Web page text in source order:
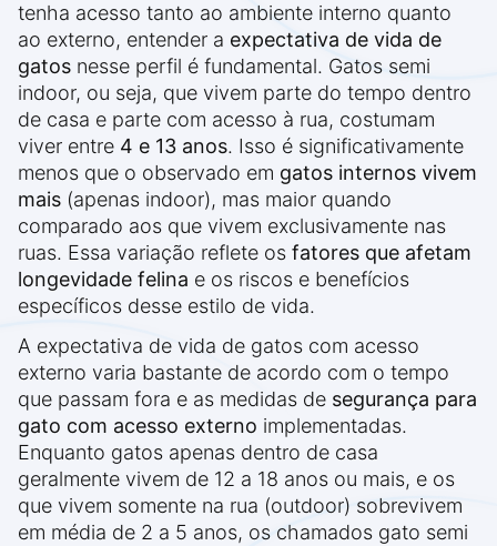
tenha acesso tanto ao ambiente interno quanto
ao externo, entender a expectativa de vida de
gatos nesse perfil é fundamental. Gatos semi
indoor, ou seja, que vivem parte do tempo dentro
de casa e parte com acesso à rua, costumam
viver entre 4 e 13 anos. Isso é significativamente
menos que o observado em gatos internos vivem
mais (apenas indoor), mas maior quando
comparado aos que vivem exclusivamente nas
ruas. Essa variação reflete os fatores que afetam
longevidade felina e os riscos e benefícios
específicos desse estilo de vida.
A expectativa de vida de gatos com acesso
externo varia bastante de acordo com o tempo
que passam fora e as medidas de segurança para
gato com acesso externo implementadas.
Enquanto gatos apenas dentro de casa
geralmente vivem de 12 a 18 anos ou mais, e os
que vivem somente na rua (outdoor) sobrevivem
em média de 2 a 5 anos, os chamados gato semi